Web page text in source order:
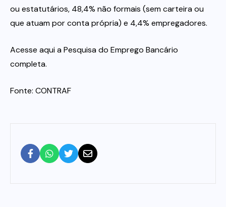
ou estatutários, 48,4% não formais (sem carteira ou
que atuam por conta própria) e 4,4% empregadores.
Acesse aqui a Pesquisa do Emprego Bancário
completa.
Fonte: CONTRAF